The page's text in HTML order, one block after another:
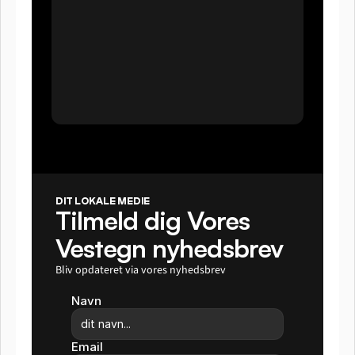
DIT LOKALE MEDIE
Tilmeld dig Vores
Vestegn nyhedsbrev
Bliv opdateret via vores nyhedsbrev
Navn
Email